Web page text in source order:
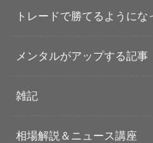
トレードで勝てるようにな
メンタルがアップする記事
雑記
相場解説＆ニュース講座